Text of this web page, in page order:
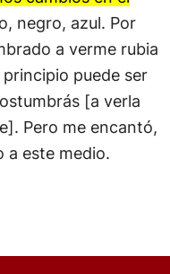
negro, azul. Por
a verme rubia
principio puede ser
[a verla
Pero me encantó,
a este medio.